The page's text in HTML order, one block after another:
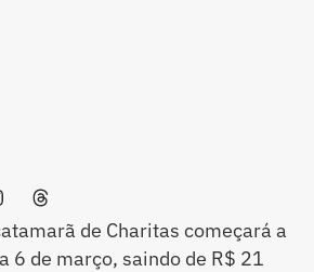
de Charitas começará a
6 de março, saindo de R$ 21